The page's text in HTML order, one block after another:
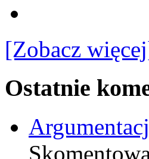
[Zobacz
Ostatnie